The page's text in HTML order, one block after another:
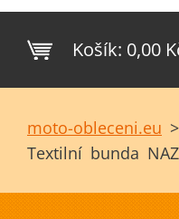
Košík: 0,00
moto-obleceni.eu >
Textilní bunda